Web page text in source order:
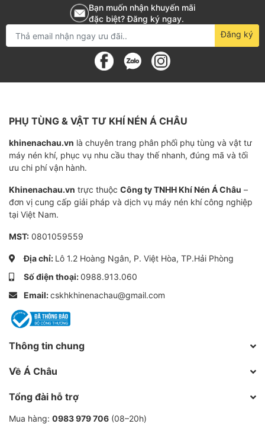
mao quản xốp và bề mặt riêng lớn, có khả năng hấp
phụ hơi nước, dầu và tạp chất trong khí nén. Khi khí nén
đi qua lớp hạt, hơi nước bị giữ lại trong hạt – nhiệt độ,
áp suất môi trường cùng kiểu hạt sẽ quyết định mức độ
hút ẩm và điểm sương khí đầu ra.
Khi khí nén bị nén → hơi nước + nhiệt → nếu không
được loại bỏ sẽ ngưng tụ khi giảm áp hoặc giảm
nhiệt → gây ăn mòn, hư hại các thiết bị (van, xilanh,
Hạt hút ẩm “hút” hơi nước (adsorption) vào các mao
quản; khi hạt đạt giữ nước tối đa, cần tái sinh bằng
khô của khí đầu ra – càng thấp càng tốt cho các ứng
dụng nhạy với ẩm.
Các loại hạt hút ẩm phổ biến
trong khí nén
Bạn muốn nhận khuyến mãi
đặc biệt? Đăng ký ngay.
Đăng ký
PHỤ TÙNG & VẬT TƯ KHÍ NÉN Á CHÂU
khinenachau.vn là chuyên trang phân phối phụ tùng và vật tư
máy nén khí, phục vụ nhu cầu thay thế nhanh, đúng mã và tối
ưu chi phí vận hành.
Khinenachau.vn trực thuộc Công ty TNHH Khí Nén Á Châu –
đơn vị cung cấp giải pháp và dịch vụ máy nén khí công nghiệp
tại Việt Nam.
MST: 0801059559
Địa chỉ: Lô 1.2 Hoàng Ngân, P. Việt Hòa, TP.Hải Phòng
Số điện thoại:0988.913.060
Email:cskhkhinenachau@gmail.com
Thông tin chung
Về Á Châu
Tổng đài hỗ trợ
Mua hàng: 0983 979 706 (08–20h)